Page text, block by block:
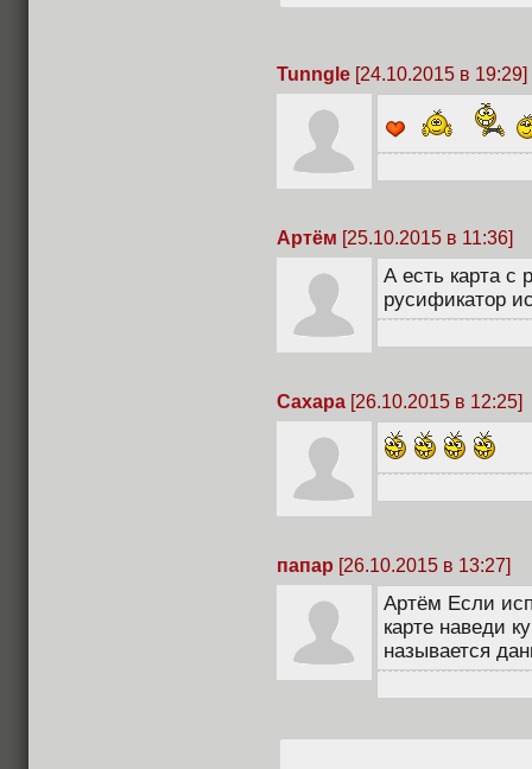
Tunngle [24.10.2015 в 19:29]
Артём [25.10.2015 в 11:36]
А есть карта с
русификатор
Сахара [26.10.2015 в 12:25]
папар [26.10.2015 в 13:27]
Артём Если
карте наведи
называется